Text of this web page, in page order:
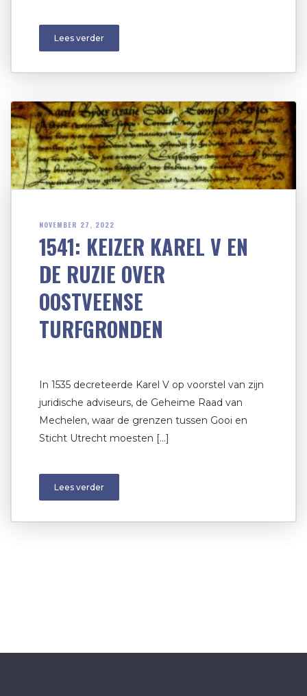
Lees verder
NOVEMBER 27, 2022
1541: KEIZER KAREL V EN
DE RUZIE OVER
OOSTVEENSE
TURFGRONDEN
In 1535 decreteerde Karel V op voorstel van zijn
juridische adviseurs, de Geheime Raad van
Mechelen, waar de grenzen tussen Gooi en
Sticht Utrecht moesten […]
Lees verder